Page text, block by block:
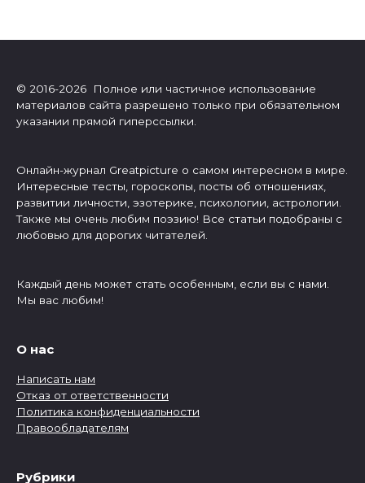
© 2016-2026 Полное или частичное использование
материалов сайта разрешено только при обязательном
указании прямой гиперссылки.
Онлайн-журнал Greatpicture о самом интересном в мире.
Интересные тесты, гороскопы, посты об отношениях,
развитии личности, эзотерике, психологии, астрологии.
Также мы очень любим поэзию! Все статьи подобраны с
любовью для дорогих читателей.
Каждый день может стать особенным, если вы с нами.
Мы вас любим!
О нас
Написать нам
Отказ от ответственности
Политика конфиденциальности
Правообладателям
Рубрики